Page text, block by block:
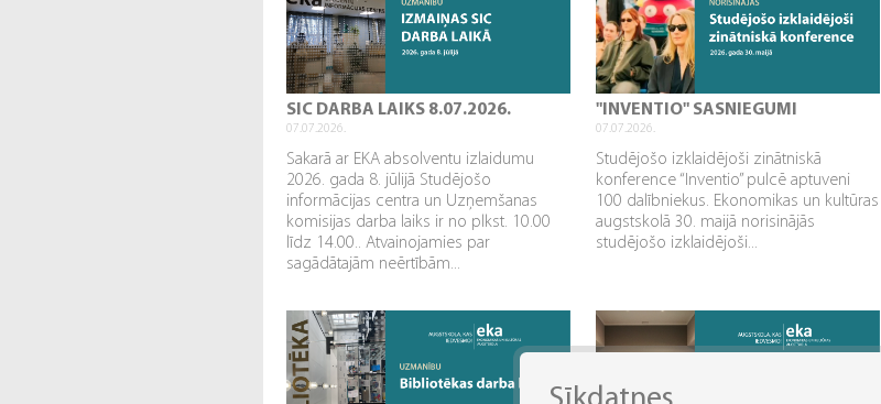
SIC DARBA LAIKS 8.07.2026.
07.07.2026.
Sakarā ar EKA absolventu izlaidumu
2026. gada 8. jūlijā Studējošo
informācijas centra un Uzņemšanas
komisijas darba laiks ir no plkst. 10.00
līdz 14.00.. Atvainojamies par
sagādātajām neērtībām...
"INVENTIO" SASNIEGUMI
07.07.2026.
Studējošo izklaidējoši zinātniskā
konference “Inventio” pulcē aptuveni
100 dalībniekus. Ekonomikas un kultūras
augstskolā 30. maijā norisinājās
studējošo izklaidējoši...